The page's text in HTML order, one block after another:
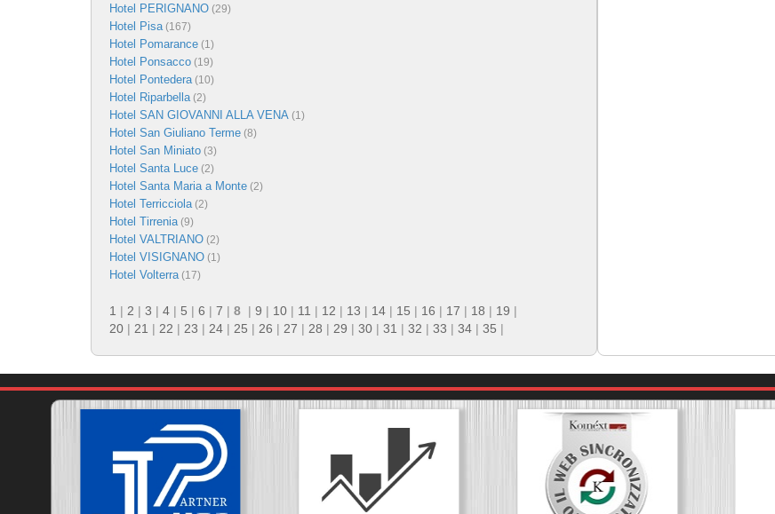
Hotel PERIGNANO (29)
Hotel Pisa(167)
Hotel Pomarance (1)
Hotel Ponsacco (19)
Hotel Pontedera(10)
Hotel Riparbella(2)
Hotel SAN GIOVANNI ALLA VENA (1)
Hotel San Giuliano Terme (8)
Hotel San Miniato (3)
Hotel Santa Luce (2)
Hotel Santa Maria a Monte (2)
Hotel Terricciola(2)
Hotel Tirrenia(9)
Hotel VALTRIANO (2)
Hotel VISIGNANO (1)
Hotel Volterra(17)
1 | 2 | 3 | 4 | 5 | 6 | 7 | 8 | 9 | 10 | 11 | 12 | 13 | 14 | 15 | 16 | 17 | 18 | 19 |
20 | 21 | 22 | 23 | 24 | 25 | 26 | 27 | 28 | 29 | 30 | 31 | 32 | 33 | 34 | 35 |